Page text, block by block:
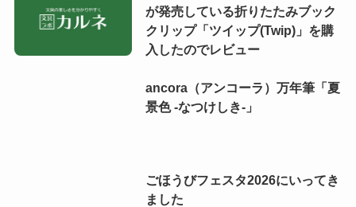
が発売している折りたたみブック
クリップ「ツイップ(Twip)」を購
入したのでレビュー
ancora（アンコーラ）万年筆「夏
景色 -なつけしき-」
ごほうびフェスタ2026にいってき
ました